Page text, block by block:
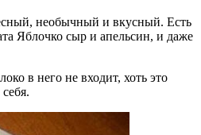
необычный и вкусный. Есть
Яблочко сыр и апельсин, и даже
в него не входит, хоть это